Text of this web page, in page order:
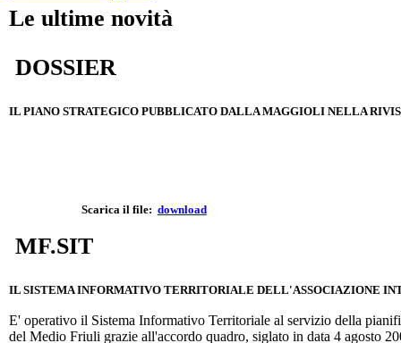
Le ultime novità
DOSSIER
IL PIANO STRATEGICO PUBBLICATO DALLA MAGGIOLI NELLA
Scarica il file: download
MF.SIT
IL SISTEMA INFORMATIVO TERRITORIALE DELL'ASSOCIAZIONE
E' operativo il Sistema Informativo Territoriale al servizio della
del Medio Friuli grazie all'accordo quadro, siglato in data 4 agosto